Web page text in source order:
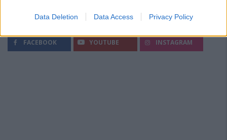
Data Deletion Data Access Privacy Policy
Segui Diario Sportivo:
FACEBOOK YOUTUBE INSTAGRAM